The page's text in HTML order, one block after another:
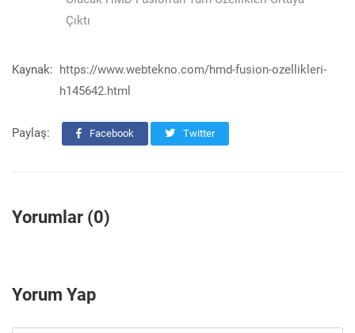
Çıktı
Kaynak: https://www.webtekno.com/hmd-fusion-ozellikleri-
h145642.html
Paylaş: Facebook Twitter
Yorumlar (0)
Yorum Yap